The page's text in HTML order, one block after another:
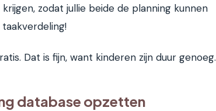
zodat jullie beide de planning kunnen
Dat is fijn, want kinderen zijn duur genoeg.
database opzetten